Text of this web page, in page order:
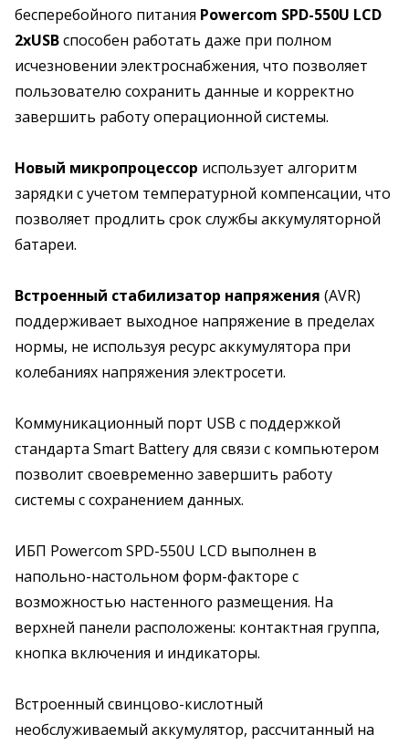
бесперебойного питания Powercom SPD-550U LCD
2хUSBспособен работать даже при полном
исчезновении электроснабжения, что позволяет
пользователю сохранить данные и корректно
завершить работу операционной системы.
Новый микропроцессор использует алгоритм
зарядки с учетом температурной компенсации, что
позволяет продлить срок службы аккумуляторной
батареи.
Встроенный стабилизатор напряжения (AVR)
поддерживает выходное напряжение в пределах
нормы, не используя ресурс аккумулятора при
колебаниях напряжения электросети.
Коммуникационный порт USB с поддержкой
стандарта Smart Battery для связи с компьютером
позволит своевременно завершить работу
системы с сохранением данных.
ИБП Powercom SPD-550U LCD выполнен в
напольно-настольном форм-факторе с
возможностью настенного размещения. На
верхней панели расположены: контактная группа,
кнопка включения и индикаторы.
Встроенный свинцово-кислотный
необслуживаемый аккумулятор, рассчитанный на